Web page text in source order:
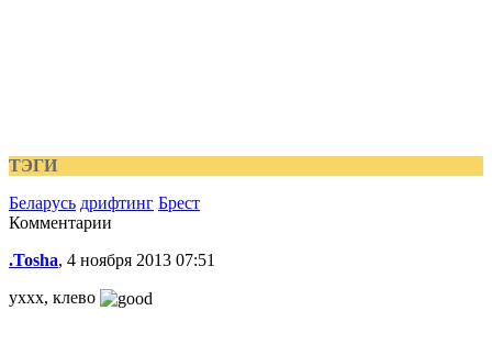
ТЭГИ
Беларусь дрифтинг Брест
Комментарии
.Tosha, 4 ноября 2013 07:51
уххх, клево